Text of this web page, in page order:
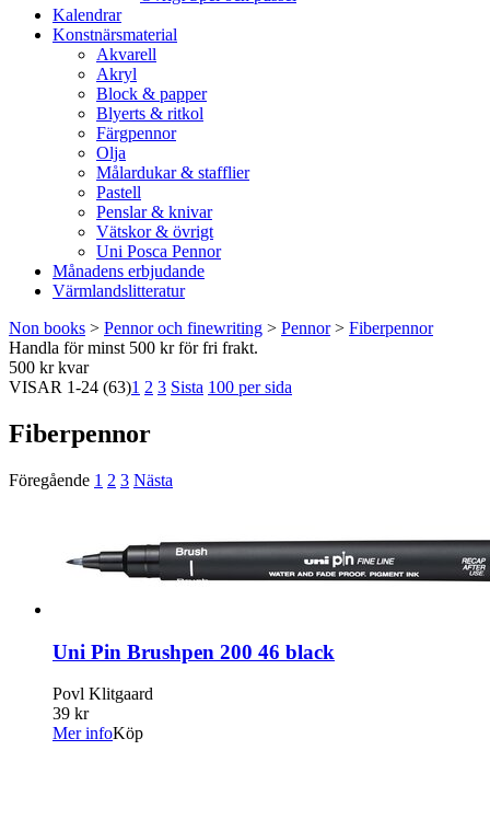
Kalendrar
Konstnärsmaterial
Akvarell
Akryl
Block & papper
Blyerts & ritkol
Färgpennor
Olja
Målardukar & stafflier
Pastell
Penslar & knivar
Vätskor & övrigt
Uni Posca Pennor
Månadens erbjudande
Värmlandslitteratur
Non books > Pennor och finewriting > Pennor> Fiberpennor
Handla för minst 500 kr för fri frakt.
500 kr kvar
VISAR 1-24 (63)1 2 3 Sista 100 per sida
Fiberpennor
Föregående 1 2 3 Nästa
Uni Pin Brushpen 200 46 black
Povl Klitgaard
39 kr
Mer infoKöp